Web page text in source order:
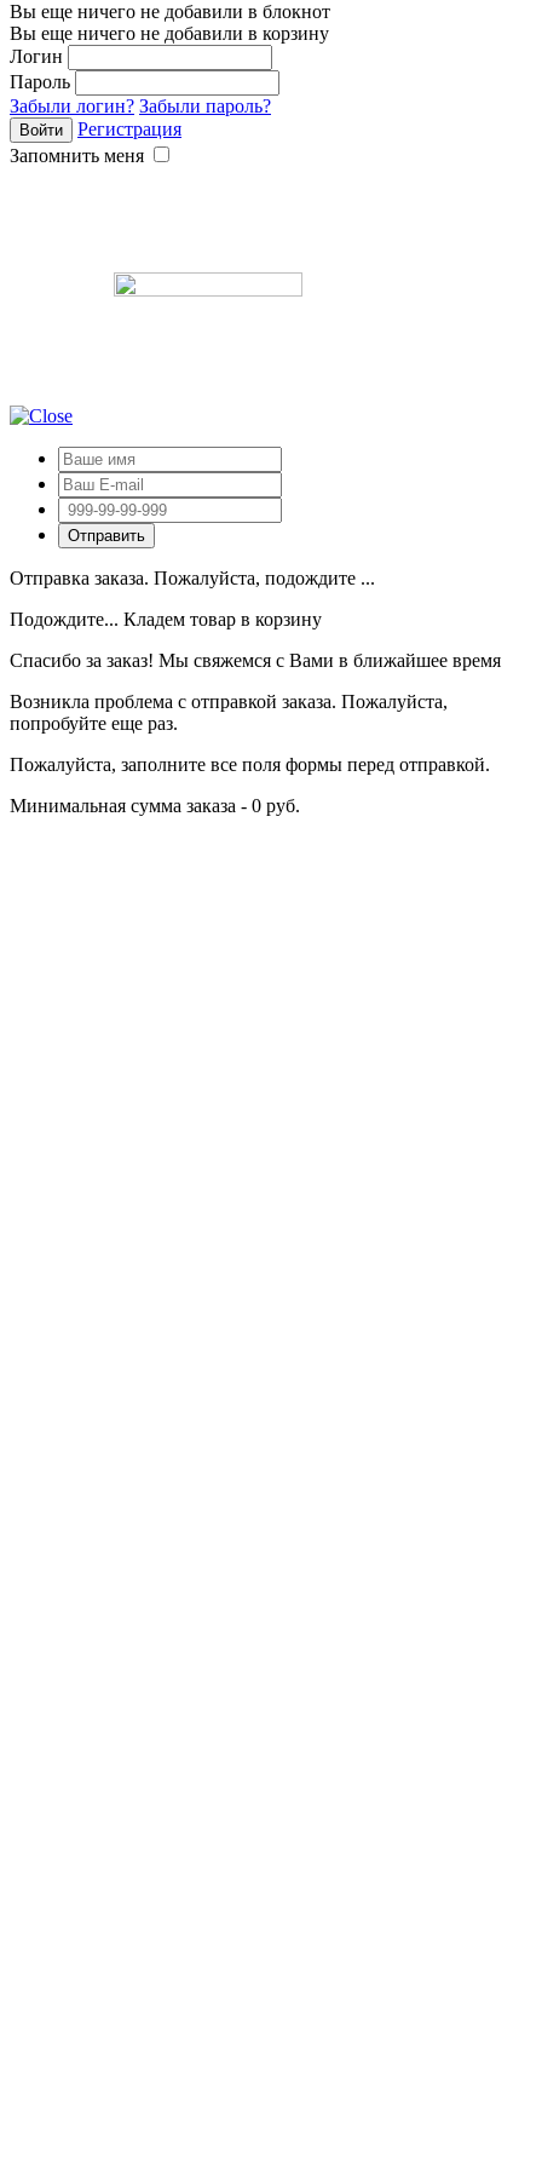
Вы еще ничего не добавили в блокнот
Вы еще ничего не добавили в корзину
Логин
Пароль
Забыли логин? Забыли пароль?
Регистрация
Запомнить меня
Отправка заказа. Пожалуйста, подождите ...
Подождите... Кладем товар в корзину
Спасибо за заказ! Мы свяжемся с Вами в ближайшее время
Возникла проблема с отправкой заказа. Пожалуйста,
попробуйте еще раз.
Пожалуйста, заполните все поля формы перед отправкой.
Минимальная сумма заказа - 0 руб.